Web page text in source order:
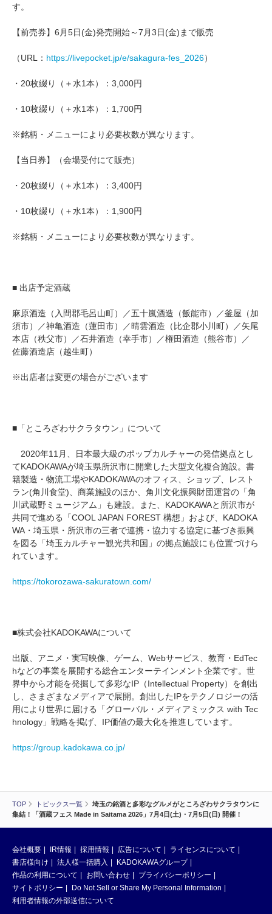
TOP トピックス一覧
埼玉の銘酒と多彩なグルメがところざわサクラタウンに
集結！「酒蔵フェス Made in Saitama 2026」7月4日(土)・7月5日(日) 開催！
す。
【前売券】6月5日(金)発売開始～7月3日(金)まで販売
（URL： https://livepocket.jp/e/sakagura-fes_2026）
・20枚綴り（＋水1本）：3,000円
・10枚綴り（＋水1本）：1,700円
※銘柄・メニューにより必要枚数が異なります。
【当日券】（会場受付にて販売）
・20枚綴り（＋水1本）：3,400円
・10枚綴り（＋水1本）：1,900円
※銘柄・メニューにより必要枚数が異なります。
■ 出店予定酒蔵
麻原酒造（入間郡毛呂山町）／五十嵐酒造（飯能市）／釜屋（加
須市）／神亀酒造（蓮田市）／晴雲酒造（比企郡小川町）／矢尾
本店（秩父市）／石井酒造（幸手市）／権田酒造（熊谷市）／
佐藤酒造店（越生町）
※出店者は変更の場合がございます
■「ところざわサクラタウン」について
2020年11月、日本最大級のポップカルチャーの発信拠点とし
てKADOKAWAが埼玉県所沢市に開業した大型文化複合施設。書
籍製造・物流工場やKADOKAWAのオフィス、ショップ、レスト
ラン(角川食堂)、商業施設のほか、角川文化振興財団運営の「角
川武蔵野ミュージアム」も建設。また、KADOKAWAと所沢市が
共同で進める「COOL JAPAN FOREST 構想」および、KADOKA
WA・埼玉県・所沢市の三者で連携・協力する協定に基づき振興
を図る「埼玉カルチャー観光共和国」の拠点施設にも位置づけら
れています。
https://tokorozawa-sakuratown.com/
■株式会社KADOKAWAについて
出版、アニメ・実写映像、ゲーム、Webサービス、教育・EdTec
hなどの事業を展開する総合エンターテインメント企業です。世
界中から才能を発掘して多彩なIP（Intellectual Property）を創出
し、さまざまなメディアで展開。創出したIPをテクノロジーの活
用により世界に届ける「グローバル・メディアミックス with Tec
hnology」戦略を掲げ、IP価値の最大化を推進しています。
https://group.kadokawa.co.jp/
会社概要 IR情報 採用情報 広告について
ライセンスについて
書店様向け
法人様一括購入
KADOKAWAグループ
作品の利用について
お問い合わせ
プライバシーポリシー
サイトポリシー
Do Not Sell or Share My Personal Information
利用者情報の外部送信について